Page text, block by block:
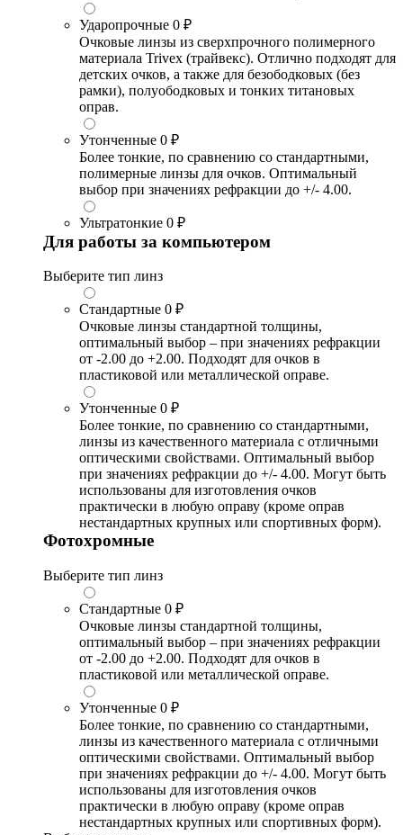
Ударопрочные 0 ₽
Очковые линзы из сверхпрочного полимерного
материала Trivex (трайвекс). Отлично подходят для
детских очков, а также для безободковых (без
рамки), полуободковых и тонких титановых
оправ.
Утонченные 0 ₽
Более тонкие, по сравнению со стандартными,
полимерные линзы для очков. Оптимальный
выбор при значениях рефракции до +/- 4.00.
Ультратонкие 0 ₽
Для работы за компьютером
Выберите тип линз
Стандартные 0 ₽
Очковые линзы стандартной толщины,
оптимальный выбор – при значениях рефракции
от -2.00 до +2.00. Подходят для очков в
пластиковой или металлической оправе.
Утонченные 0 ₽
Более тонкие, по сравнению со стандартными,
линзы из качественного материала с отличными
оптическими свойствами. Оптимальный выбор
при значениях рефракции до +/- 4.00. Могут быть
использованы для изготовления очков
практически в любую оправу (кроме оправ
нестандартных крупных или спортивных форм).
Фотохромные
Выберите тип линз
Стандартные 0 ₽
Очковые линзы стандартной толщины,
оптимальный выбор – при значениях рефракции
от -2.00 до +2.00. Подходят для очков в
пластиковой или металлической оправе.
Утонченные 0 ₽
Более тонкие, по сравнению со стандартными,
линзы из качественного материала с отличными
оптическими свойствами. Оптимальный выбор
при значениях рефракции до +/- 4.00. Могут быть
использованы для изготовления очков
практически в любую оправу (кроме оправ
нестандартных крупных или спортивных форм).